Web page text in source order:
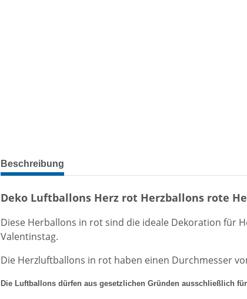
weitere Registerkarten anzeigen
Beschreibung
Deko Luftballons Herz rot Herzballons rote
Diese Herballons in rot sind die ideale Dekoration für
Valentinstag.
Die Herzluftballons in rot haben einen Durchmesser
Die Luftballons dürfen aus gesetzlichen Gründen ausschließlich